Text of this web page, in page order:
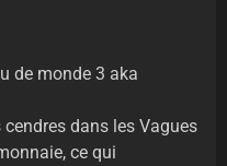
de monde 3 aka
dans les Vagues
ce qui